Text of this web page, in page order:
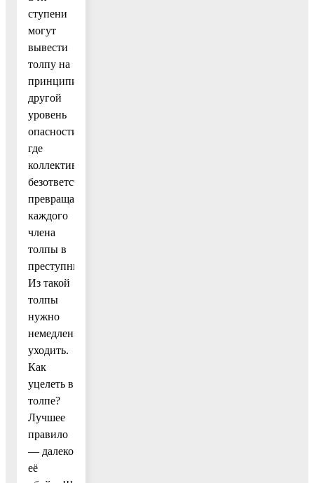
ступени
могут
вывести
толпу на
принципиально
другой
уровень
опасности,
где
коллективная
безответственность
превращает
каждого
члена
толпы в
преступника.
Из такой
толпы
нужно
немедленно
уходить.
Как
уцелеть в
толпе?
Лучшее
правило
— далеко
её